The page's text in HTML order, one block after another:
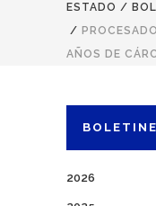
ESTADO /
/
AÑOS DE
2026